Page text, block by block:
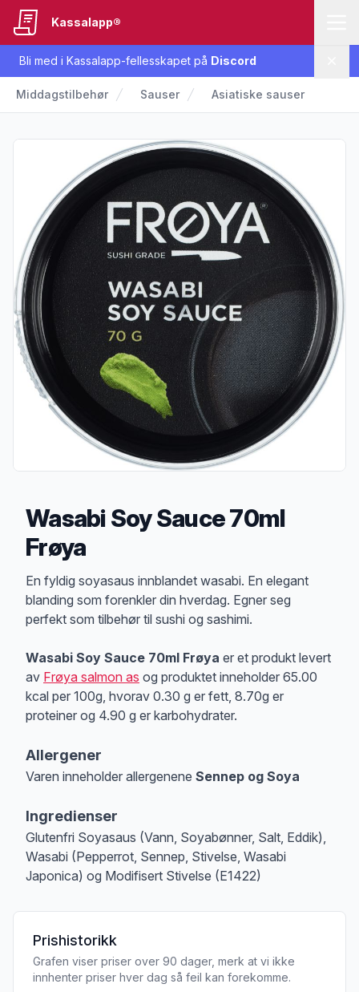
Bli med i Kassalapp-fellesskapet på Discord
Kassalapp®
Middagstilbehør Sauser Asiatiske sauser
Wasabi Soy Sauce 70ml
Frøya
Produktbeskrivelse
En fyldig soyasaus innblandet wasabi. En elegant
blanding som forenkler din hverdag. Egner seg
perfekt som tilbehør til sushi og sashimi.
Wasabi Soy Sauce 70ml Frøya er et produkt levert
av Frøya salmon as og produktet inneholder 65.00
kcal per 100g, hvorav 0.30 g er fett, 8.70g er
proteiner og 4.90 g er karbohydrater.
Allergener
Varen inneholder allergenene Sennep og Soya
Ingredienser
Glutenfri Soyasaus (Vann, Soyabønner, Salt, Eddik),
Wasabi (Pepperrot, Sennep, Stivelse, Wasabi
Japonica) og Modifisert Stivelse (E1422)
Prishistorikk
Grafen viser priser over 90 dager, merk at vi ikke
innhenter priser hver dag så feil kan forekomme.